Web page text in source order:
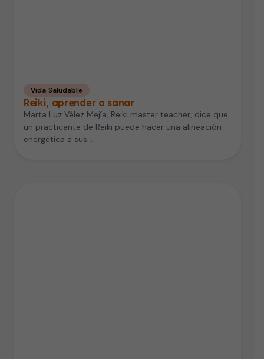
Vida Saludable
Reiki, aprender a sanar
Marta Luz Vélez Mejía, Reiki master teacher, dice que
un practicante de Reiki puede hacer una alineación
energética a sus…